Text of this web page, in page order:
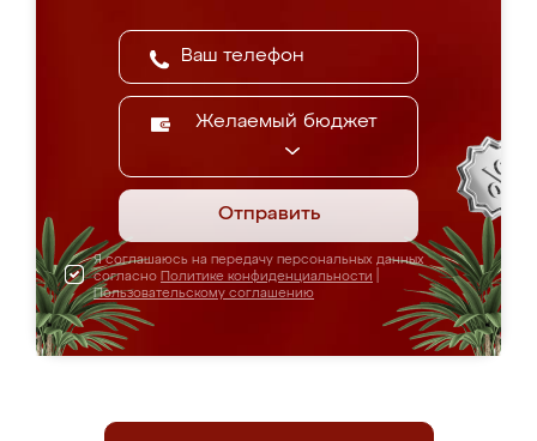
Желаемый бюджет
Отправить
Я соглашаюсь на передачу персональных данных
согласно Политике конфиденциальности
Пользовательскому соглашению